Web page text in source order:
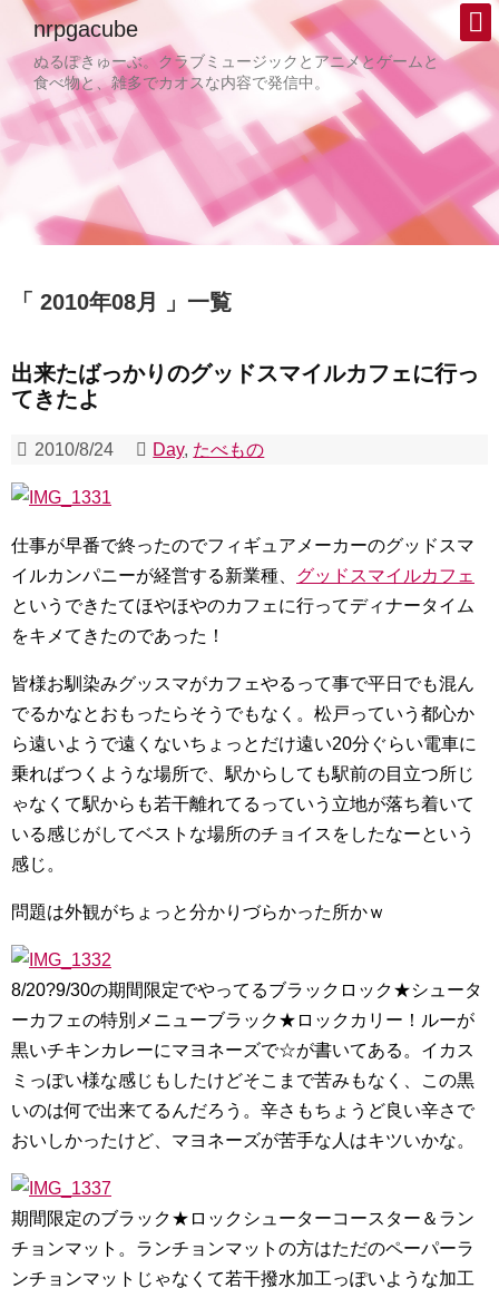
nrpgacube
ぬるぽきゅーぶ。クラブミュージックとアニメとゲームと
食べ物と、雑多でカオスな内容で発信中。
2010年08月 一覧
出来たばっかりのグッドスマイルカフェに行っ
てきたよ
2010/8/24 Day, たべもの
仕事が早番で終ったのでフィギュアメーカーのグッドスマ
イルカンパニーが経営する新業種、 グッドスマイルカフェ
というできたてほやほやのカフェに行ってディナータイム
をキメてきたのであった！
皆様お馴染みグッスマがカフェやるって事で平日でも混ん
でるかなとおもったらそうでもなく。松戸っていう都心か
ら遠いようで遠くないちょっとだけ遠い20分ぐらい電車に
乗ればつくような場所で、駅からしても駅前の目立つ所じ
ゃなくて駅からも若干離れてるっていう立地が落ち着いて
いる感じがしてベストな場所のチョイスをしたなーという
感じ。
問題は外観がちょっと分かりづらかった所かｗ
8/20?9/30の期間限定でやってるブラックロック★シュータ
ーカフェの特別メニューブラック★ロックカリー！ルーが
黒いチキンカレーにマヨネーズで☆が書いてある。イカス
ミっぽい様な感じもしたけどそこまで苦みもなく、この黒
いのは何で出来てるんだろう。辛さもちょうど良い辛さで
おいしかったけど、マヨネーズが苦手な人はキツいかな。
期間限定のブラック★ロックシューターコースター＆ラン
チョンマット。ランチョンマットの方はただのペーパーラ
ンチョンマットじゃなくて若干撥水加工っぽいような加工